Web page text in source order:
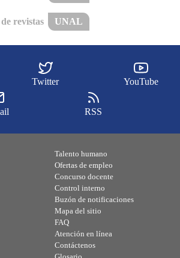
revistas UNAL
Twitter YouTube
RSS
Talento humano
Ofertas de empleo
Concurso docente
Control interno
Buzón de notificaciones
Mapa del sitio
FAQ
Atención en línea
Contáctenos